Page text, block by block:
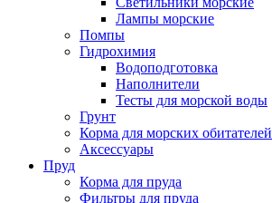
Лампы морские
Помпы
Гидрохимия
Водоподготовка
Наполнители
Тесты для морской воды
Грунт
Корма для морских обитателей
Аксессуары
Пруд
Корма для пруда
Фильтры для пруда